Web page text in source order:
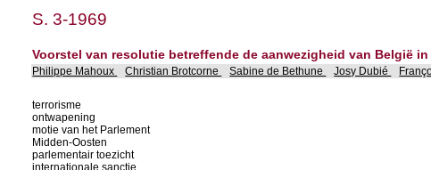
S. 3-1969
Voorstel van resolutie betreffende de aanwezigheid van België
Philippe Mahoux Christian Brotcorne Sabine de Bethune Josy Dubié
terrorisme
ontwapening
motie van het Parlement
Midden-Oosten
parlementair toezicht
internationale sanctie